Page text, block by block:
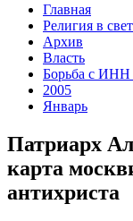
Главная
Религия в
Архив
Власть
Борьба с ИНН
2005
Январь
Патриарх
карта
антихриста